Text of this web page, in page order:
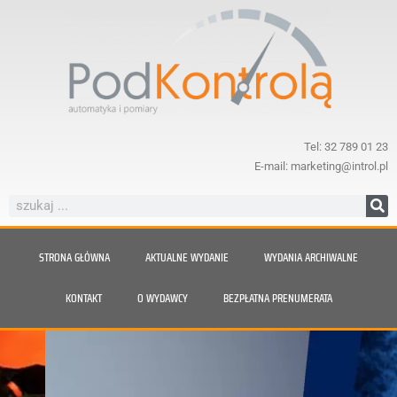
Tel: 32 789 01 23
E-mail: marketing@introl.pl
STRONA GŁÓWNA AKTUALNE WYDANIE WYDANIA ARCHIWALNE
KONTAKT O WYDAWCY BEZPŁATNA PRENUMERATA